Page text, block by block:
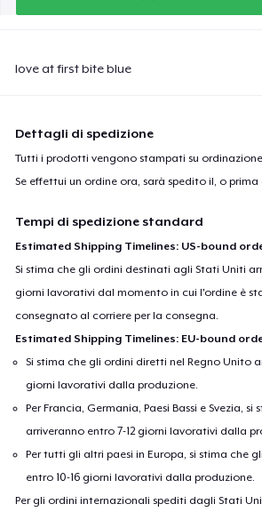
love at first bite blue
Dettagli di spedizione
Tutti i prodotti vengono stampati su ordinazione.
Se effettui un ordine ora, sarà spedito il, o
Tempi di spedizione standard
Estimated Shipping Timelines: US-bound
Si stima che gli ordini destinati agli Stati Uniti
giorni lavorativi dal momento in cui l'ordine è
consegnato al corriere per la consegna.
Estimated Shipping Timelines: EU-bound
Si stima che gli ordini diretti nel Regno Unito
giorni lavorativi dalla produzione.
Per Francia, Germania, Paesi Bassi e Svezia,
arriveranno entro 7-12 giorni lavorativi dalla
Per tutti gli altri paesi in Europa, si stima che
entro 10-16 giorni lavorativi dalla produzione.
Per gli ordini internazionali spediti dagli Stati